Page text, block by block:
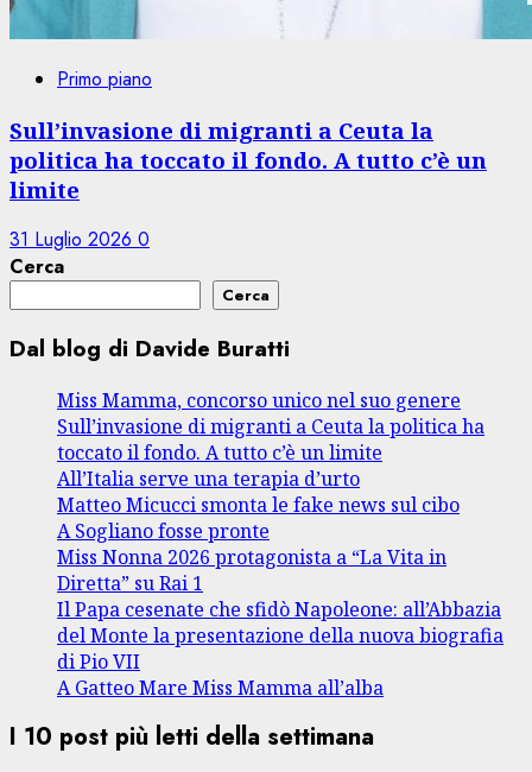
Primo piano
Sull’invasione di migranti a Ceuta la
politica ha toccato il fondo. A tutto c’è un
limite
31 Luglio 2026 0
Cerca
Cerca
Dal blog di Davide Buratti
Miss Mamma, concorso unico nel suo genere
Sull’invasione di migranti a Ceuta la politica ha
toccato il fondo. A tutto c’è un limite
All’Italia serve una terapia d’urto
Matteo Micucci smonta le fake news sul cibo
A Sogliano fosse pronte
Miss Nonna 2026 protagonista a “La Vita in
Diretta” su Rai 1
Il Papa cesenate che sfidò Napoleone: all’Abbazia
del Monte la presentazione della nuova biografia
di Pio VII
A Gatteo Mare Miss Mamma all’alba
I 10 post più letti della settimana